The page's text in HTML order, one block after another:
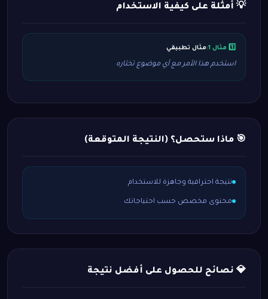
💡 أمثلة على كيفية الاستخدام
1️⃣ مثال 1: مثال تطبيقي
استخدم هذا الأمر مع أي موضوع تختاره
🎯 ماذا ستحصل؟ (النتيجة المتوقعة)
نتيجة احترافية وجاهزة للاستخدام
محتوى مخصص حسب احتياجاتك
💎 نصائح للحصول على أفضل نتيجة